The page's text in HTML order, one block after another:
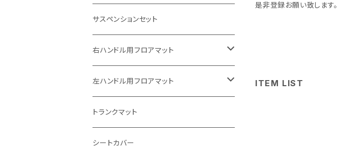
是非登録お願い致します。
ITEM LIST
ホンダ
ヤマハ
スズキ
カワサキ
BMW
サスペンションセット
右ハンドル用フロアマット
トヨタ
日産
ホンダ
左ハンドル用フロアマット
トヨタ
日産
トランクマット
シートカバー